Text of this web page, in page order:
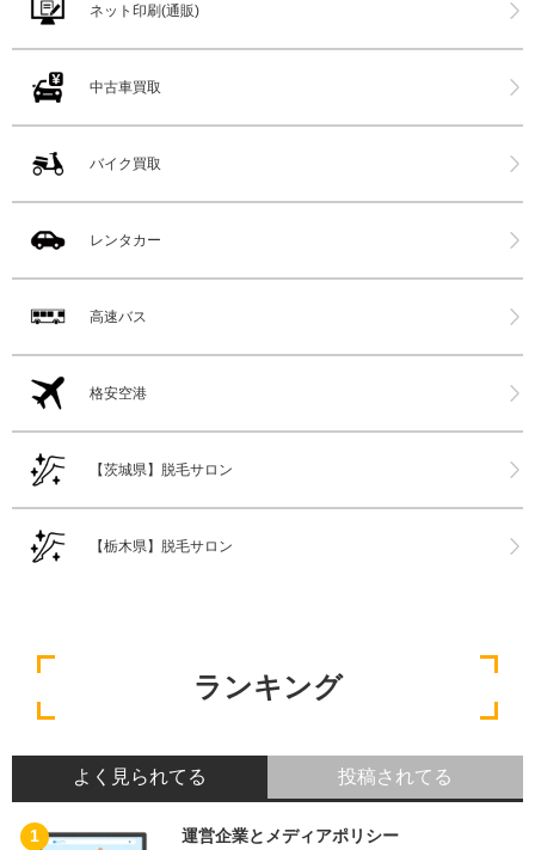
ネット印刷(通販)
中古車買取
バイク買取
レンタカー
高速バス
格安空港
【茨城県】脱毛サロン
【栃木県】脱毛サロン
ランキング
よく見られてる 投稿されてる
運営企業とメディアポリシー